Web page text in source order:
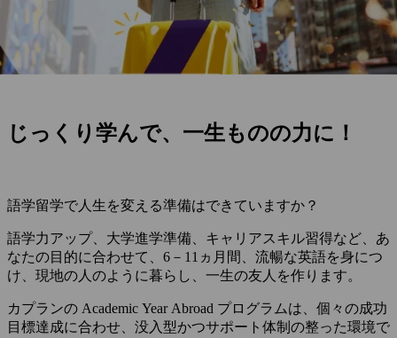
じっくり学んで、一生ものの力に！
語学留学で人生を変える準備はできていますか？
語学力アップ、大学進学準備、キャリアスキル習得など、あ
なたの目的に合わせて、6－11ヵ月間、流暢な英語を身につ
け、現地の人のように暮らし、一生の友人を作ります。
カプランの Academic Year Abroad プログラムは、個々の成功
目標達成に合わせ、没入型かつサポート体制の整った環境で